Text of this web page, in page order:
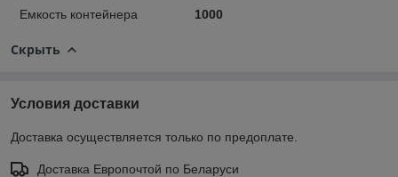
Емкость контейнера 1000
Скрыть
Условия доставки
Доставка осуществляется только по предоплате.
Доставка Европочтой по Беларуси